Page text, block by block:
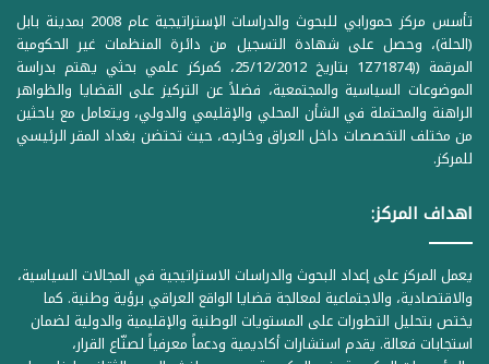
تأسس مركز حمورابي للبحوث والدراسات الإستراتيجية عام 2008 بمدينة بابل
(الحلة)، وحصل على شهادة التسجيل من دائرة المنظمات غير الحكومية
المرقمة ((1Z71874 بتاريخ 25/12/2012، كمركز علمي بحثي يهتم بدراسة
الموضوعات السياسية والمجتمعية، فضلاً عن التركيز على القضايا والظواهر
الراهنة والمحتملة في الشأن المحلي والإقليمي والدولي، ويتعامل مع باحثين
من مختلف التخصصات داخل العراق وخارجه، حيث تحتضن بغداد المقر الرئيسي
للمركز.
اهداف المركز:
يعمل المركز على إعداد البحوث والدراسات الاستراتيجية في المجالات السياسية،
والاقتصادية، والاجتماعية لمعالجة قضايا الواقع العراقي برؤية وطنية. كما
يختص بتحليل التطورات على المستويات الوطنية والإقليمية والدولية لضمان
استجابات فعالة. يقدم استشارات أكاديمية ودعماً معرفياً لصنّاع القرار،